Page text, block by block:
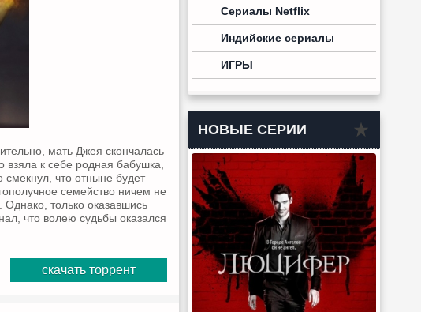
мать Джея скончалась
взяла к себе родная бабушка,
что отныне будет
семейство ничем не
только оказавшись
что волею судьбы оказался
скачать торрент
Сериалы Netflix
Индийские сериалы
ИГРЫ
НОВЫЕ СЕРИИ